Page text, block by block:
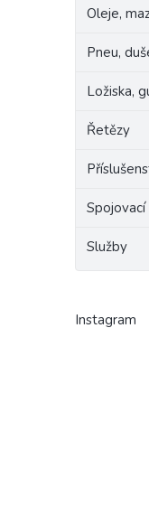
Oleje,
Pneu,
Ložiska,
Řetězy
Služby
Instagram